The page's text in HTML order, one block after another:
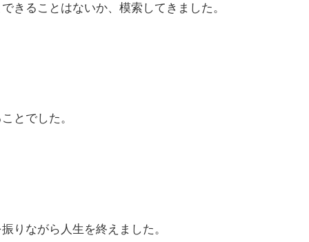
きることはないか、模索してきました。
とでした。​
りながら人生を終えました。